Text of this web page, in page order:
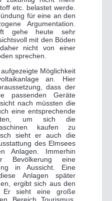
etc. belastet werde.
für eine an den
Argumentation.
gehe heute sehr
mit den Böden
nicht von einer
sprechen.
Möglichkeit
an. Hier
dass der
passenden Geräte
nach müssten die
eine entsprechende
um sich die
kaufen zu
sieht er auch die
des Elmsees
Anlagen. Immerhin
Bevölkerung eine
in Aussicht. Eine
Anlagen später
ergibt sich aus den
Er sieht eine große
Bereich Tourismus,